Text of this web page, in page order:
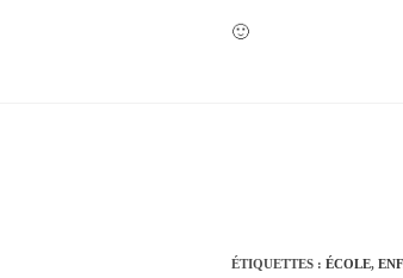
🙂
ÉTIQUETTES : ÉCOLE,